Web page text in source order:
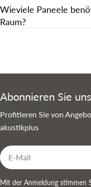
Wieviele Paneele
Raum?
Abonnieren Sie
Profitieren Sie von
akustikplus
E-
Mail
Mit der Anmeldung stimmen